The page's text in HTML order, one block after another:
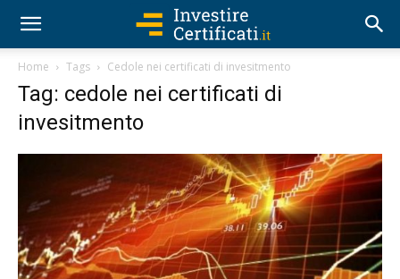
Home Tags Cedole nei certificati di invesitmento
Tag: cedole nei certificati di
invesitmento